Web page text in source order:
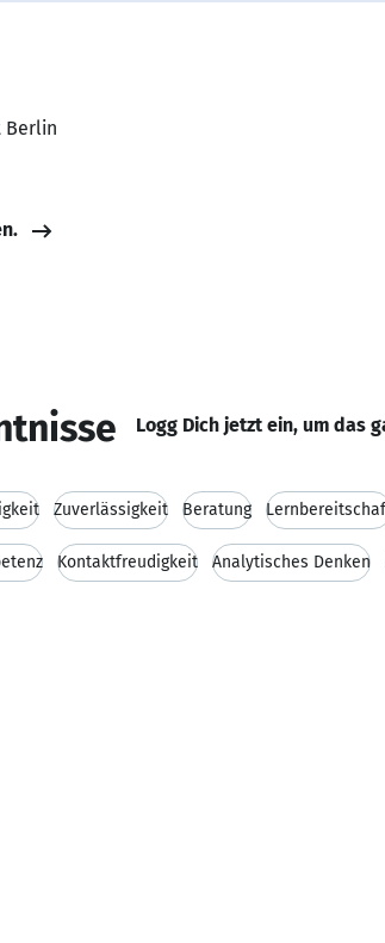
Berlin
Logg Dich jetzt ein, um das
Zuverlässigkeit Beratung
Kontaktfreudigkeit Analytisches Denken